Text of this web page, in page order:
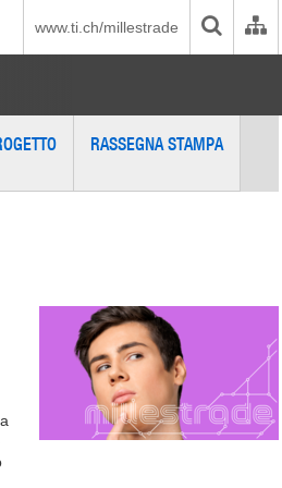
www.ti.ch/millestrade
RASSEGNA STAMPA